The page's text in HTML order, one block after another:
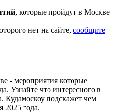
, которые пройдут в Москве
нет на сайте, сообщите
- мероприятия которые
Узнайте что интересного в
Кудамоскоу подскажет чем
2025 года.